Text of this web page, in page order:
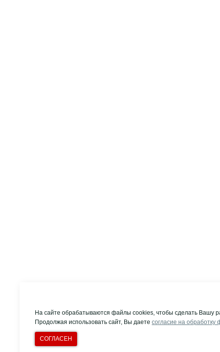
На сайте обрабатываются файлы cookies, чтобы сделать Вашу
Продолжая использовать сайт, Вы даете согласие на обработку
СОГЛАСЕН